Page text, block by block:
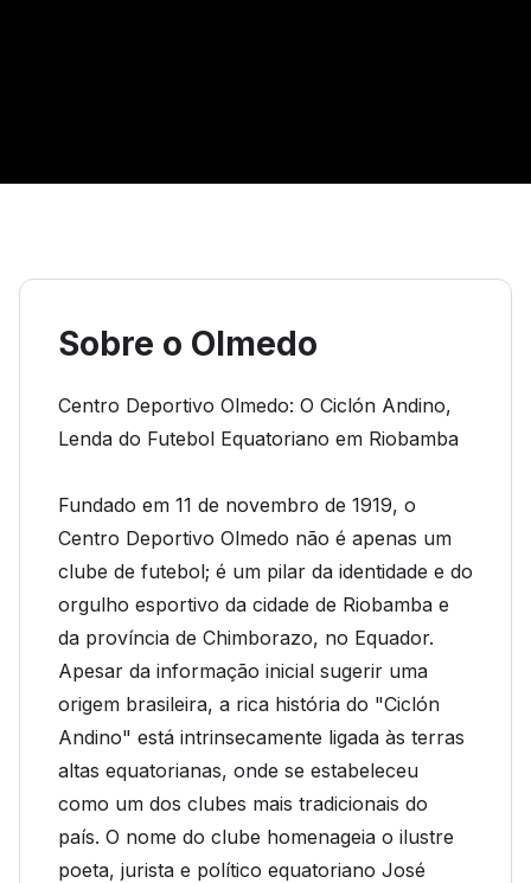
Sobre o Olmedo
Centro Deportivo Olmedo: O Ciclón Andino,
Lenda do Futebol Equatoriano em Riobamba
Fundado em 11 de novembro de 1919, o
Centro Deportivo Olmedo não é apenas um
clube de futebol; é um pilar da identidade e do
orgulho esportivo da cidade de Riobamba e
da província de Chimborazo, no Equador.
Apesar da informação inicial sugerir uma
origem brasileira, a rica história do "Ciclón
Andino" está intrinsecamente ligada às terras
altas equatorianas, onde se estabeleceu
como um dos clubes mais tradicionais do
país. O nome do clube homenageia o ilustre
poeta, jurista e político equatoriano José